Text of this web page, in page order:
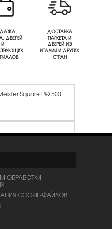
ДВЕРЕЙ
И
ДОСТАВКА
ПАРКЕТА И
ДВЕРЕЙ ИЗ
ИТАЛИИ И ДРУГИХ
СТРАН
Square PQ 500
ОБРАБОТКИ
COOKIE-ФАЙЛОВ